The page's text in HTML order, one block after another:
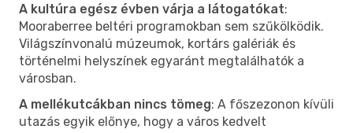
A kultúra egész évben várja a látogatókat:
Mooraberree beltéri programokban sem szűkölködik.
Világszínvonalú múzeumok, kortárs galériák és
történelmi helyszínek egyaránt megtalálhatók a
városban.
A mellékutcákban nincs tömeg: A főszezonon kívüli
utazás egyik előnye, hogy a város kedvelt